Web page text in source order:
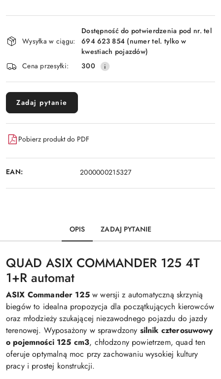
Dostępność
i
dostawa
Wysyłka w ciągu:
Dostępność do potwierdzenia pod nr. tel
694 623 854 (numer tel. tylko w
kwestiach pojazdów)
Cena przesyłki:
300
Zadaj pytanie
Pobierz produkt do PDF
EAN: 2000000215327
OPIS ZADAJ PYTANIE
QUAD ASIX COMMANDER 125 4T
1+R automat
ASIX Commander 125w wersji z automatyczną skrzynią
biegów to idealna propozycja dla początkujących kierowców
oraz młodzieży szukającej niezawodnego pojazdu do jazdy
terenowej. Wyposażony w sprawdzony silnik czterosuwowy
o pojemności 125 cm3, chłodzony powietrzem, quad ten
oferuje optymalną moc przy zachowaniu wysokiej kultury
pracy i prostej konstrukcji.